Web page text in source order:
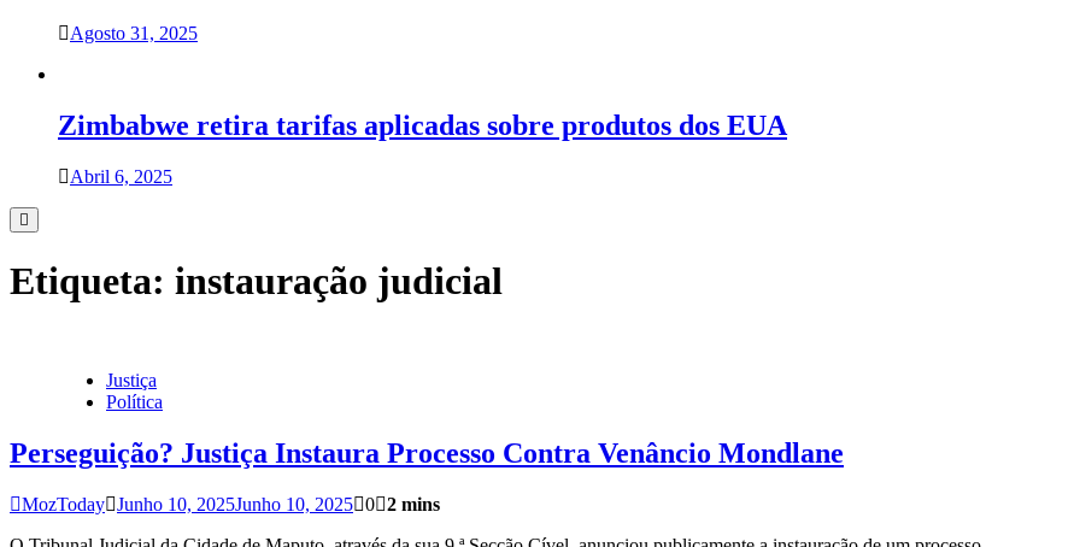
Agosto 31, 2025
Zimbabwe retira tarifas aplicadas sobre produtos dos EUA
Abril 6, 2025
Etiqueta: instauração judicial
Justiça
Política
Perseguição? Justiça Instaura Processo Contra Venâncio Mondlane
MozToday Junho 10, 2025Junho 10, 2025 0 2 mins